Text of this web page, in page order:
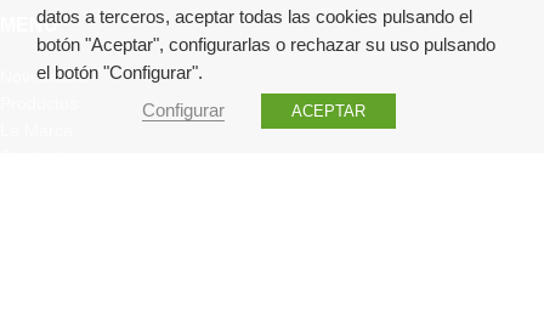
MENU
Novedades
datos a terceros, aceptar todas las cookies pulsando el
botón "Aceptar", configurarlas o rechazar su uso pulsando
el botón "Configurar".
Configurar
ACEPTAR